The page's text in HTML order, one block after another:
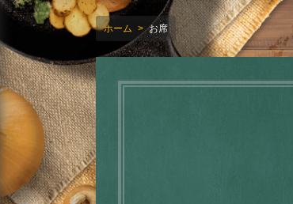
ホーム お席